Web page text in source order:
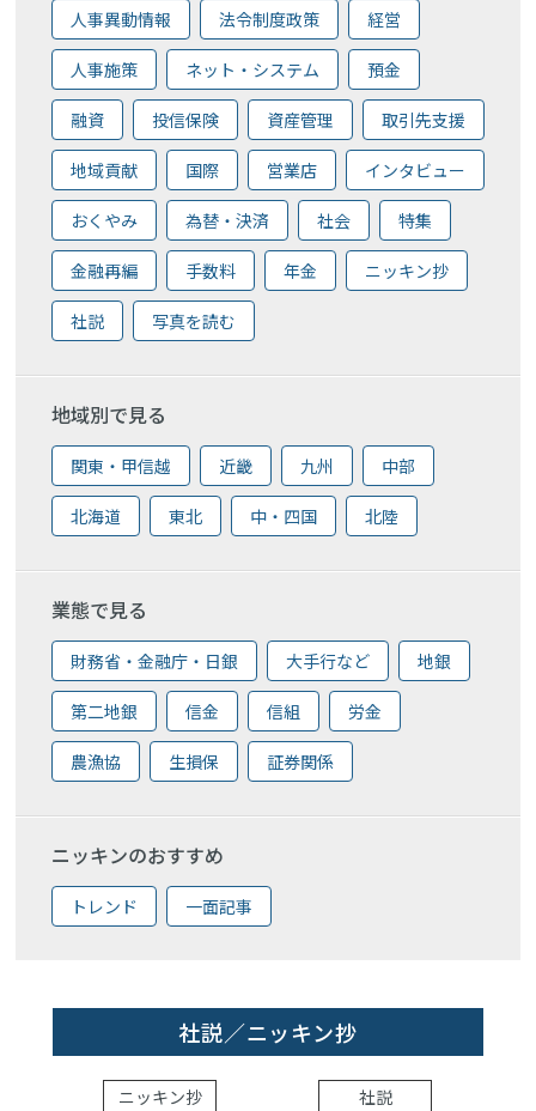
人事異動情報 法令制度政策 経営
人事施策 ネット・システム 預金
融資 投信保険 資産管理 取引先支援
地域貢献 国際 営業店 インタビュー
おくやみ 為替・決済 社会 特集
金融再編 手数料 年金 ニッキン抄
社説 写真を読む
地域別で見る
関東・甲信越 近畿 九州 中部
北海道 東北 中・四国 北陸
業態で見る
財務省・金融庁・日銀 大手行など 地銀
第二地銀 信金 信組 労金
農漁協 生損保 証券関係
ニッキンのおすすめ
トレンド 一面記事
社説／ニッキン抄
ニッキン抄 社説